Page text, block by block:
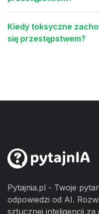
Kiedy toksyczne
się przestępstwem?
Pytajnia.pl - Twoje
odpowiedzi od AI.
sztucznej inteligencji za